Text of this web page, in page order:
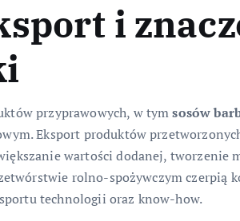
i
przyprawowych, w tymsosów
Eksport produktów
wartości dodanej, tworzenie
rolno-spożywczym czerpią
technologii oraz know-how.